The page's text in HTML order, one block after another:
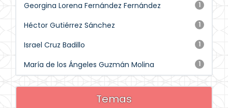
1
Georgina Lorena Fernández Fernández
1
Héctor Gutiérrez Sánchez
1
Israel Cruz Badillo
1
María de los Ángeles Guzmán Molina
Temas